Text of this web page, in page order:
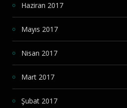
Haziran 2017
Mayıs 2017
Nisan 2017
Mart 2017
Şubat 2017